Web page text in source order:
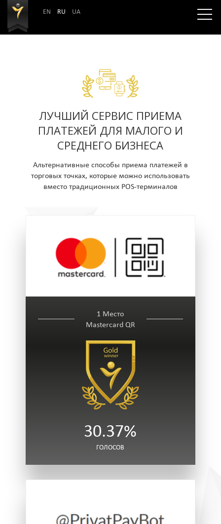
EN RU UA
ЛУЧШИЙ СЕРВИС ПРИЕМА
ПЛАТЕЖЕЙ ДЛЯ МАЛОГО И
СРЕДНЕГО БИЗНЕСА
Альтернативные способы приема платежей в
торговых точках, которые можно использовать
вместо традиционных POS-терминалов
1 Место
Masterсard QR
30.37%
ГОЛОСОВ